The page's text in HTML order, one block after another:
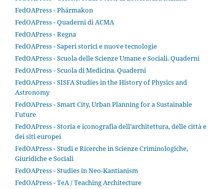
FedOAPress - Phármakon
FedOAPress - Quaderni di ACMA
FedOAPress - Regna
FedOAPress - Saperi storici e nuove tecnologie
FedOAPress - Scuola delle Scienze Umane e Sociali. Quaderni
FedOAPress - Scuola di Medicina. Quaderni
FedOAPress - SISFA Studies in the History of Physics and
Astronomy
FedOAPress - Smart City, Urban Planning for a Sustainable
Future
FedOAPress - Storia e iconografia dell’architettura, delle città e
dei siti europei
FedOAPress - Studi e Ricerche in Scienze Criminologiche,
Giuridiche e Sociali
FedOAPress - Studies in Neo-Kantianism
FedOAPress - TeA / Teaching Architecture